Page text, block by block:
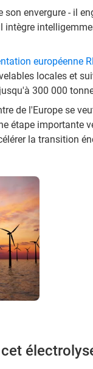
son envergure - il
intègre
européenne
locales et
300 000
de l'Europe se
étape importante
la transition